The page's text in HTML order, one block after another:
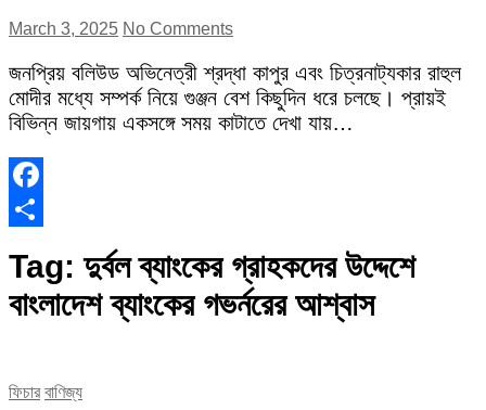
March 3, 2025 No Comments
জনপ্রিয় বলিউড অভিনেত্রী শ্রদ্ধা কাপুর এবং চিত্রনাট্যকার রাহুল
মোদীর মধ্যে সম্পর্ক নিয়ে গুঞ্জন বেশ কিছুদিন ধরে চলছে। প্রায়ই
বিভিন্ন জায়গায় একসঙ্গে সময় কাটাতে দেখা যায়…
Facebook
Tag:দুর্বল ব্যাংকের গ্রাহকদের উদ্দেশে
বাংলাদেশ ব্যাংকের গভর্নরের আশ্বাস
ফিচার বাণিজ্য